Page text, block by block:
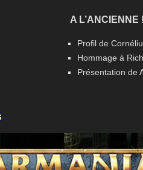
A L’ANCIENNE !
Profil de
Hommage à
Présentation de